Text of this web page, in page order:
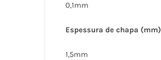
0,1mm
Espessura de chapa (mm)
1,5mm